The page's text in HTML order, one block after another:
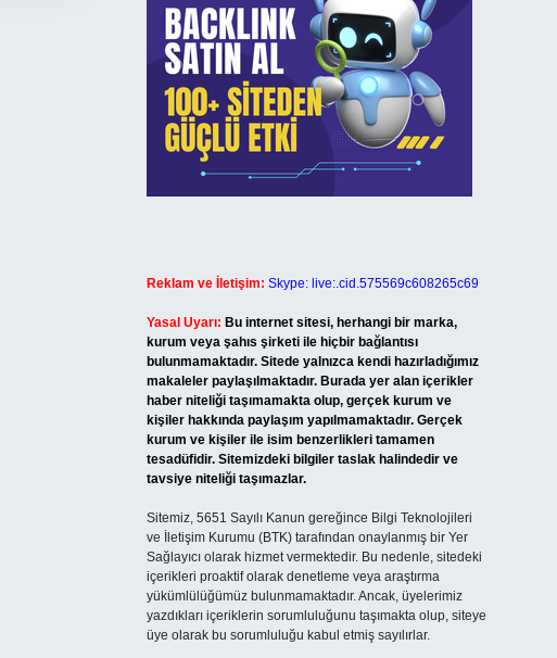
Reklam ve İletişim: Skype: live:.cid.575569c608265c69
Yasal Uyarı: Bu internet sitesi, herhangi bir marka,
kurum veya şahıs şirketi ile hiçbir bağlantısı
bulunmamaktadır. Sitede yalnızca kendi hazırladığımız
makaleler paylaşılmaktadır. Burada yer alan içerikler
haber niteliği taşımamakta olup, gerçek kurum ve
kişiler hakkında paylaşım yapılmamaktadır. Gerçek
kurum ve kişiler ile isim benzerlikleri tamamen
tesadüfidir. Sitemizdeki bilgiler taslak halindedir ve
tavsiye niteliği taşımazlar.
Sitemiz, 5651 Sayılı Kanun gereğince Bilgi Teknolojileri
ve İletişim Kurumu (BTK) tarafından onaylanmış bir Yer
Sağlayıcı olarak hizmet vermektedir. Bu nedenle, sitedeki
içerikleri proaktif olarak denetleme veya araştırma
yükümlülüğümüz bulunmamaktadır. Ancak, üyelerimiz
yazdıkları içeriklerin sorumluluğunu taşımakta olup, siteye
üye olarak bu sorumluluğu kabul etmiş sayılırlar.